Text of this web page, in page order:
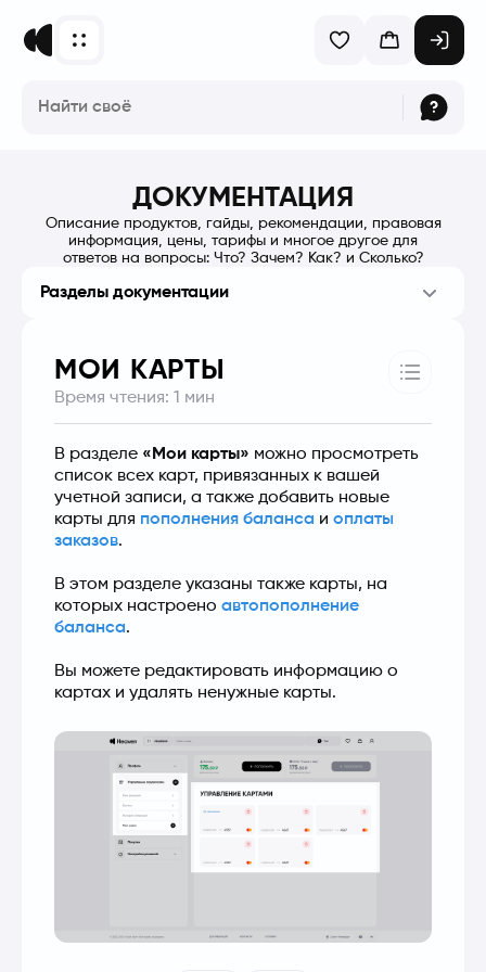
ДОКУМЕНТАЦИЯ
Описание продуктов, гайды, рекомендации, правовая
информация, цены, тарифы и многое другое для
ответов на вопросы: Что? Зачем? Как? и Сколько?
Разделы документации
МОИ КАРТЫ
Время чтения: 1 мин
В разделе «Мои карты» можно просмотреть
список всех карт, привязанных к вашей
учетной записи, а также добавить новые
карты для пополнения баланса и оплаты
заказов.
В этом разделе указаны также карты, на
которых настроено автопополнение
баланса.
Вы можете редактировать информацию о
картах и удалять ненужные карты.